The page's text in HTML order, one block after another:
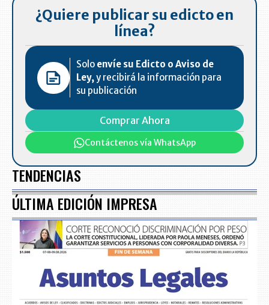
¿Quiere publicar su edicto en
línea?
Solo envíe su Edicto o Aviso de
Ley,y recibirá la información para
su publicación
Comprar Ahora
Contáctenos vía WhatsApp
TENDENCIAS
ÚLTIMA EDICIÓN IMPRESA